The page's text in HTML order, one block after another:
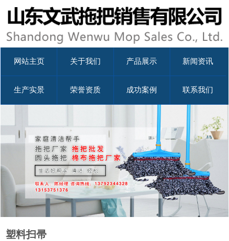
网站主页 关于我们 产品展示 新闻资讯
生产实景 荣誉资质 成功案例 联系我们
塑料扫帚